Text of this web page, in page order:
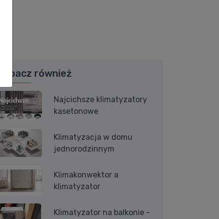
Zobacz również
Najcichsze klimatyzatory
kasetonowe
Klimatyzacja w domu
jednorodzinnym
Klimakonwektor a
klimatyzator
Klimatyzator na balkonie -